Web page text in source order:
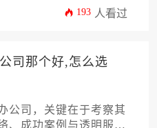
综合评估。本文将从资
193 人看过
司那个好,怎么选
公司，关键在于考察其
、成功案例与透明服务